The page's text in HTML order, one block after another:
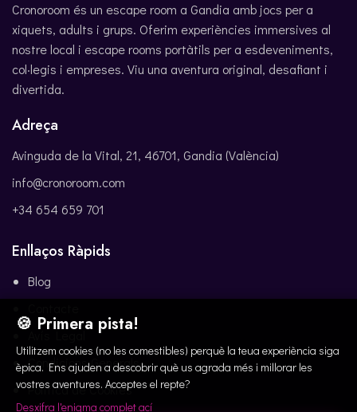
Cronoroom és un escape room a Gandia amb jocs per a
xiquets, adults i grups. Oferim experiències immersives al
nostre local i escape rooms portàtils per a esdeveniments,
col·legis i empreses. Viu una aventura original, desafiant i
divertida.
Adreça
Avinguda de la Vital, 21, 46701, Gandia (València)
info@cronoroom.com
+34 654 659 701
Enllaços Ràpids
Blog
Avís Legal
Condicions Generals
Política de Cookies
🍪 Primera pista!
Utilitzem cookies (no les comestibles) perquè la teua experiència siga
èpica. Ens ajuden a descobrir què us agrada més i millorar les
vostres aventures. Acceptes el repte?
Desxifra l'enigma complet ací